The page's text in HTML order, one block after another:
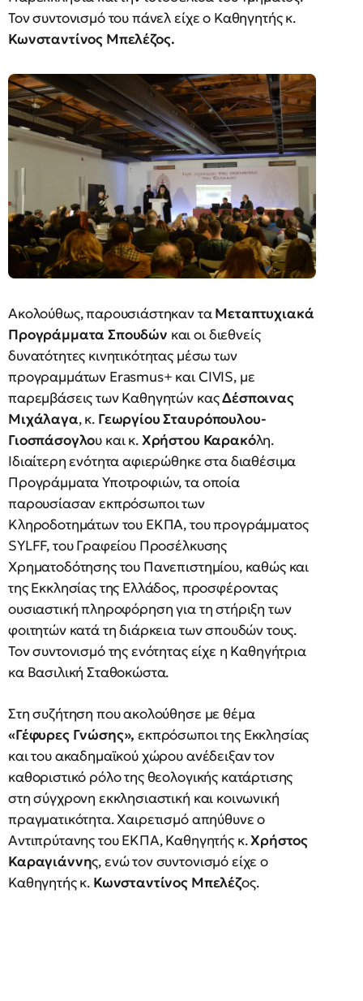
Τον συντονισμό του πάνελ είχε ο Καθηγητής κ.
Κωνσταντίνος Μπελέζος.
Ακολούθως, παρουσιάστηκαν ταΜεταπτυχιακά
Προγράμματα Σπουδών και οι διεθνείς
δυνατότητες κινητικότητας μέσω των
προγραμμάτων Erasmus+ και CIVIS, με
παρεμβάσεις των Καθηγητών καςΔέσποινας
Μιχάλαγα, κ. Γεωργίου Σταυρόπουλου-
Γιοσπάσογλου και κ.Χρήστου Καρακόλη.
Ιδιαίτερη ενότητα αφιερώθηκε στα διαθέσιμα
Προγράμματα Υποτροφιών, τα οποία
παρουσίασαν εκπρόσωποι των
Κληροδοτημάτων του ΕΚΠΑ, του προγράμματος
SYLFF, του Γραφείου Προσέλκυσης
Χρηματοδότησης του Πανεπιστημίου, καθώς και
της Εκκλησίας της Ελλάδος, προσφέροντας
ουσιαστική πληροφόρηση για τη στήριξη των
φοιτητών κατά τη διάρκεια των σπουδών τους.
Τον συντονισμό της ενότητας είχε η Καθηγήτρια
κα Βασιλική Σταθοκώστα.
Στη συζήτηση που ακολούθησε με θέμα
«Γέφυρες Γνώσης», εκπρόσωποι της Εκκλησίας
και του ακαδημαϊκού χώρου ανέδειξαν τον
καθοριστικό ρόλο της θεολογικής κατάρτισης
στη σύγχρονη εκκλησιαστική και κοινωνική
πραγματικότητα. Χαιρετισμό απηύθυνε ο
Αντιπρύτανης του ΕΚΠΑ, Καθηγητής κ.Χρήστος
Καραγιάννης, ενώ τον συντονισμό είχε ο
Καθηγητής κ. Κωνσταντίνος Μπελέζος.